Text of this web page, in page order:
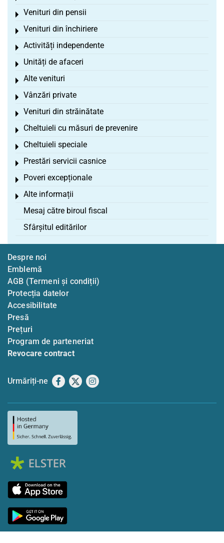
Venituri din pensii
Toggle menu
Venituri din închiriere
Toggle menu
Activități independente
Toggle menu
Unități de afaceri
Toggle menu
Alte venituri
Toggle menu
Vânzări private
Toggle menu
Venituri din străinătate
Toggle menu
Cheltuieli cu măsuri de prevenire
Toggle menu
Cheltuieli speciale
Toggle menu
Prestări servicii casnice
Toggle menu
Poveri excepționale
Toggle menu
Alte informații
Toggle menu
Mesaj către biroul fiscal
Sfârșitul editărilor
Despre noi
Emblemă
AGB (Termeni și condiții)
Protecția datelor
Accesibilitate
Presă
Prețuri
Program de parteneriat
Revocare contract
Urmăriți-ne Facebook
X Instagram